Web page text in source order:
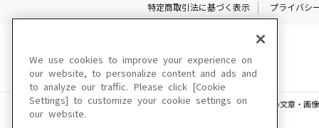
特定商取引法に基づく表示 プライバシ
このサイトに掲載されている一切の文章・画
We use cookies to improve your experience on
our website, to personalize content and ads and
to analyze our traffic. Please click [Cookie
Settings] to customize your cookie settings on
our website.